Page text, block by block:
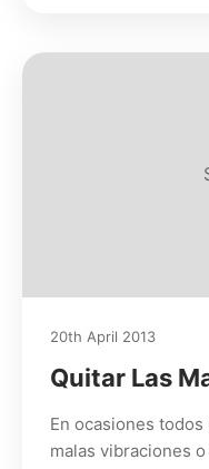
20th April 2013
Quitar Las
En ocasiones
malas vibraciones